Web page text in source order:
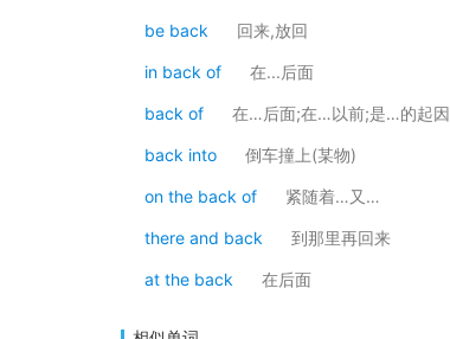
be back 回来,放回
in back of 在...后面
back of 在…后面;在…以前;是…的起因
back into 倒车撞上(某物)
on the back of 紧随着…又…
there and back 到那里再回来
at the back 在后面